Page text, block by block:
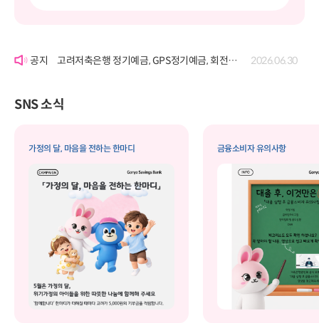
고려저축은행 정기예금, GPS정기예금, 회전정기예금, GPS회전정기예금, 자유적립예금, 퇴직연금정기예금, 보고파플러스 파킹통장(기업포함)의 금리 변경 공시
2026.06.30
SNS 소식
가정의 달, 마음을 전하는 한마디 금융소비자 유의사항